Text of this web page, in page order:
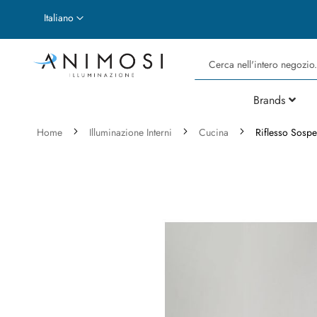
Lingua
Italiano
Cerca
Brands
Home Illuminazione Interni Cucina Riflesso